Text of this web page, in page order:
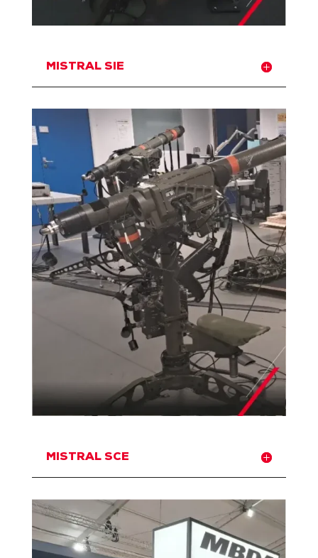
MISTRAL SIE
MISTRAL SCE